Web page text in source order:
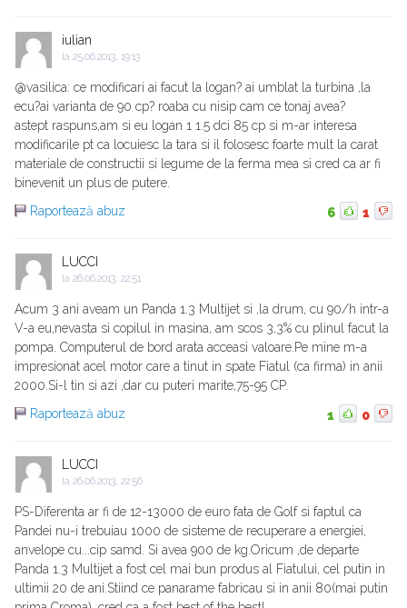
iulian
la 25.06.2013, 19:13
@vasilica: ce modificari ai facut la logan? ai umblat la turbina ,la
ecu?ai varianta de 90 cp? roaba cu nisip cam ce tonaj avea?
astept raspuns,am si eu logan 1 1.5 dci 85 cp si m-ar interesa
modificarile pt ca locuiesc la tara si il folosesc foarte mult la carat
materiale de constructii si legume de la ferma mea si cred ca ar fi
binevenit un plus de putere.
Raportează abuz
6 1
LUCCI
la 26.06.2013, 22:51
Acum 3 ani aveam un Panda 1.3 Multijet si ,la drum, cu 90/h intr-a
V-a eu,nevasta si copilul in masina, am scos 3,3% cu plinul facut la
pompa. Computerul de bord arata acceasi valoare.Pe mine m-a
impresionat acel motor care a tinut in spate Fiatul (ca firma) in anii
2000.Si-l tin si azi ,dar cu puteri marite,75-95 CP.
Raportează abuz
1 0
LUCCI
la 26.06.2013, 22:56
PS-Diferenta ar fi de 12-13000 de euro fata de Golf si faptul ca
Pandei nu-i trebuiau 1000 de sisteme de recuperare a energiei,
anvelope cu...cip samd. Si avea 900 de kg.Oricum ,de departe
Panda 1.3 Multijet a fost cel mai bun produs al Fiatului, cel putin in
ultimii 20 de ani.Stiind ce panarame fabricau si in anii 80(mai putin